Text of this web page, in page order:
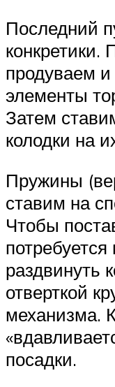
Последний
конкретики.
продуваем
элементы
Затем
колодки на
Пружины
ставим на
Чтобы
раздвинуть
отверткой
механизма.
посадки.